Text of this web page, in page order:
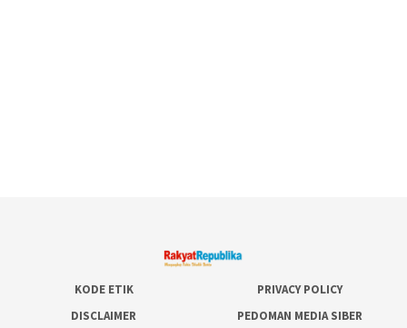
KODE ETIK
PRIVACY POLICY
DISCLAIMER
PEDOMAN MEDIA SIBER